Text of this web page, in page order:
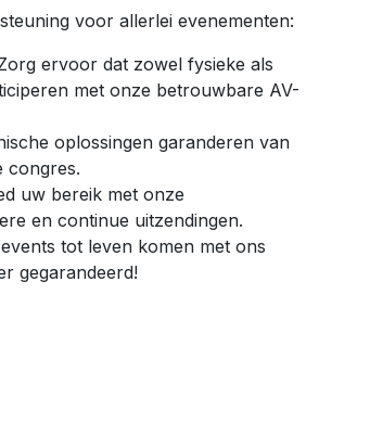
voor allerlei evenementen:
ervoor dat zowel fysieke als
met onze betrouwbare AV-
oplossingen garanderen van
congres.
uw bereik met onze
en continue uitzendingen.
tot leven komen met ons
gegarandeerd!